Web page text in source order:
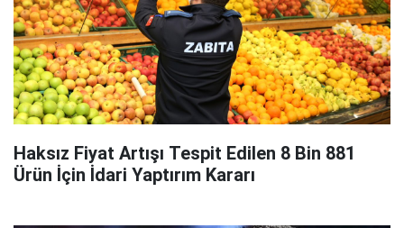
Haksız Fiyat Artışı Tespit Edilen 8 Bin 881
Ürün İçin İdari Yaptırım Kararı